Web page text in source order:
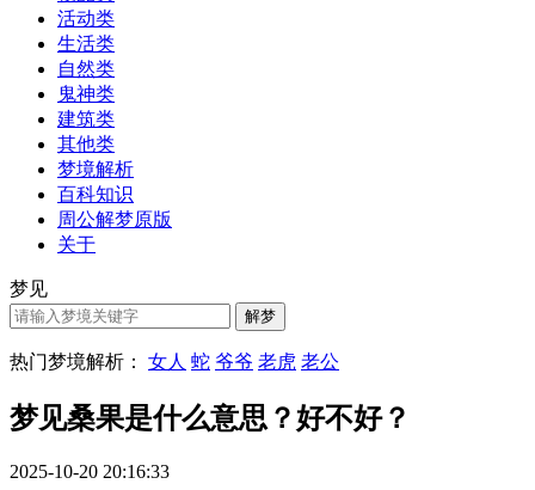
活动类
生活类
自然类
鬼神类
建筑类
其他类
梦境解析
百科知识
周公解梦原版
关于
梦见
热门梦境解析： 女人 蛇 爷爷 老虎 老公
梦见桑果是什么意思？好不好？
2025-10-20 20:16:33